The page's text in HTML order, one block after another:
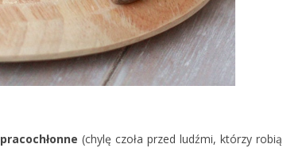
pracochłonne (chylę czoła przed ludźmi, którzy robią